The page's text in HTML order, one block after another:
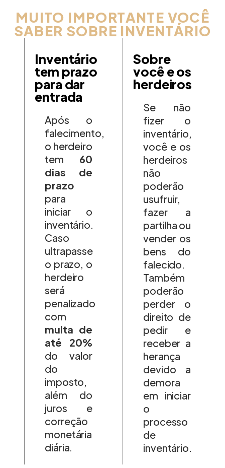
MUITO IMPORTANTE VOCÊ
SABER SOBRE INVENTÁRIO
Inventário
tem prazo
para dar
entrada
Após o
falecimento,
o herdeiro
tem 60
dias de
prazo
para
iniciar o
inventário.
Caso
ultrapasse
o prazo, o
herdeiro
será
penalizado
com
multa de
até 20%
do valor
do
imposto,
além do
juros e
correção
monetária
diária.
Sobre
você e os
herdeiros
Se não
fizer o
inventário,
você e os
herdeiros
não
poderão
usufruir,
fazer a
partilha ou
vender os
bens do
falecido.
Também
poderão
perder o
direito de
pedir e
receber a
herança
devido a
demora
em iniciar
o
processo
de
inventário.